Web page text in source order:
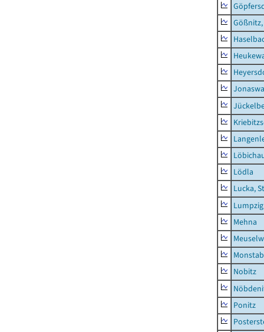
Lödla
Lucka,
Lumpzig
Mehna
Monstab
Nobitz
Ponitz